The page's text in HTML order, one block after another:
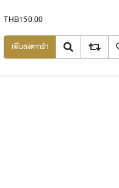
THB150.00
Quick ViewAdd to